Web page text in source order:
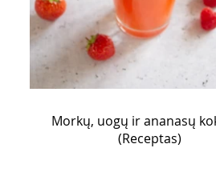
Morkų, uogų ir ananasų
(Receptas)